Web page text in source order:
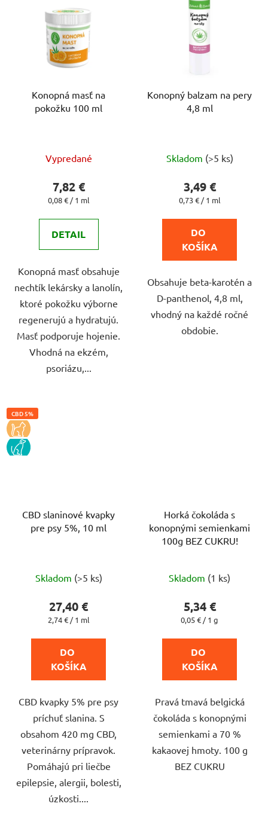
Konopná masť na
pokožku 100 ml
hodnotenie
je
Vypredané
7,82 €
Jednotková
0,08 € / 1 ml
DETAIL
Konopná masť obsahuje
nechtík lekársky a lanolín,
ktoré pokožku výborne
regenerujú a hydratujú.
Masť podporuje hojenie.
Vhodná na ekzém,
psoriázu,...
Konopný balzam na pery
4,8 ml
hodnotenie
je
z
5
hviezdičiek.
Skladom (>5 ks)
3,49 €
Jednotková
0,73 € / 1 ml
DO
KOŠÍKA
Obsahuje beta-karotén a
D-panthenol, 4,8 ml,
vhodný na každé ročné
obdobie.
CBD 5%
KOCKA
PES
CBD slaninové kvapky
pre psy 5%, 10 ml
hodnotenie
produktu
je
z
5
hviezdičiek.
Skladom (>5 ks)
27,40 €
Jednotková
2,74 € / 1 ml
DO
KOŠÍKA
CBD kvapky 5% pre psy
príchuť slanina. S
obsahom 420 mg CBD,
veterinárny prípravok.
Pomáhajú pri liečbe
epilepsie, alergii, bolesti,
úzkosti....
Horká čokoláda s
konopnými semienkami
100g BEZ CUKRU!
hodnotenie
produktu
je
z
5
hviezdičiek.
Skladom (1 ks)
5,34 €
Jednotková
0,05 € / 1 g
DO
KOŠÍKA
Pravá tmavá belgická
čokoláda s konopnými
semienkami a 70 %
kakaovej hmoty. 100 g
BEZ CUKRU